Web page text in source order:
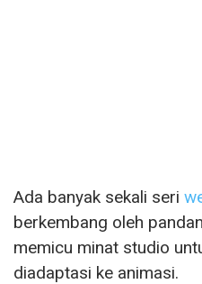
Ada banyak sekali seri
berkembang oleh
memicu minat studio
diadaptasi ke animasi.